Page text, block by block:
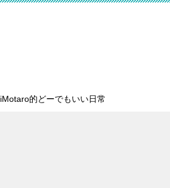
iMotaro的どーでもいい日常